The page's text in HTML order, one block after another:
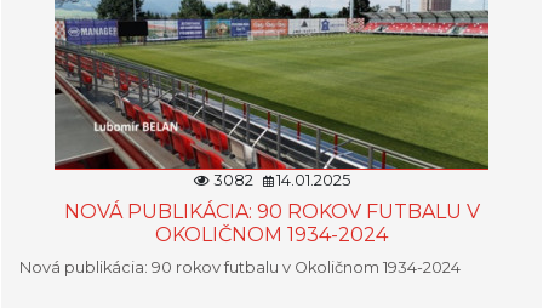
3082 14.01.2025
NOVÁ PUBLIKÁCIA: 90 ROKOV FUTBALU V
OKOLIČNOM 1934-2024
Nová publikácia: 90 rokov futbalu v Okoličnom 1934-2024